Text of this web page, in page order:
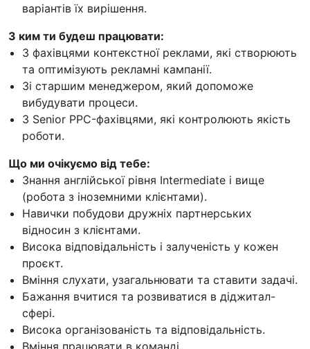
варіантів їх вирішення.
З ким ти будеш працювати:
З фахівцями контекстної реклами, які створюють
та оптимізують рекламні кампанії.
Зі старшим менеджером, який допоможе
вибудувати процеси.
З Senior PPC-фахівцями, які контролюють якість
роботи.
Що ми очікуємо від тебе:
Знання англійської рівня Intermediate і вище
(робота з іноземними клієнтами).
Навички побудови дружніх партнерських
відносин з клієнтами.
Висока відповідальність і залученість у кожен
проєкт.
Вміння слухати, узагальнювати та ставити задачі.
Бажання вчитися та розвиватися в діджитал-
сфері.
Висока організованість та відповідальність.